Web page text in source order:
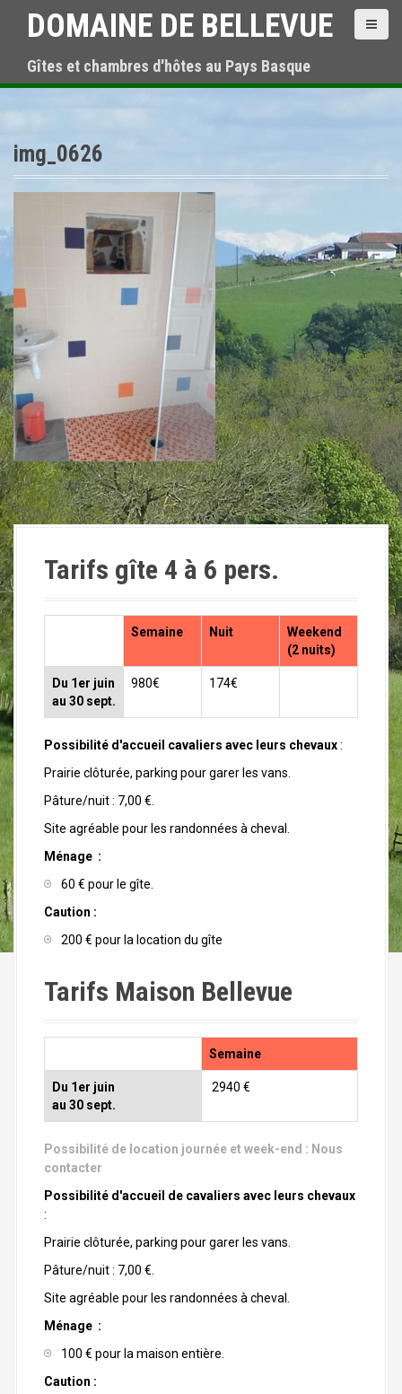
t
t
DOMAINE DE BELLEVUE
Gîtes et chambres d'hôtes au Pays Basque
img_0626
Tarifs gîte 4 à 6 pers.
Semaine Nuit
Weekend
(2 nuits)
Du 1er juin
au 30 sept.
980€ 174€
Possibilité d'accueil cavaliers avec leurs chevaux:
Prairie clôturée, parking pour garer les vans.
Pâture/nuit : 7,00 €.
Site agréable pour les randonnées à cheval.
Ménage :
60 € pour le gîte.
Caution :
200 € pour la location du gîte
Tarifs Maison Bellevue
Semaine
Du 1er juin
au 30 sept.
2940 €
Possibilité de location journée et week-end : Nous
contacter
Possibilité d'accueil de cavaliers avec leurs chevaux
:
Prairie clôturée, parking pour garer les vans.
Pâture/nuit : 7,00 €.
Site agréable pour les randonnées à cheval.
Ménage :
100 € pour la maison entière.
Caution :